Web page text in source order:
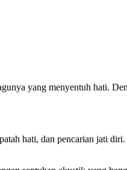
yang menyentuh hati.
hati, dan pencarian jati